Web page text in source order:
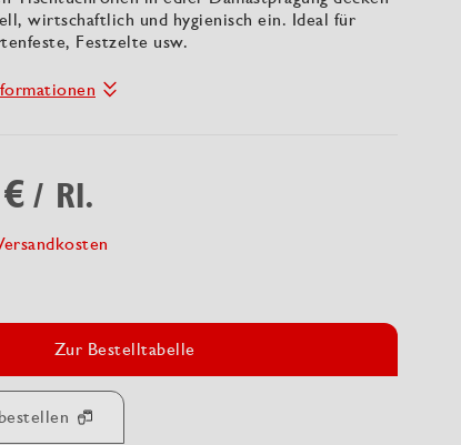
wirtschaftlich und hygienisch ein. Ideal für
Festzelte usw.
/ Rl.
Zur Bestelltabelle